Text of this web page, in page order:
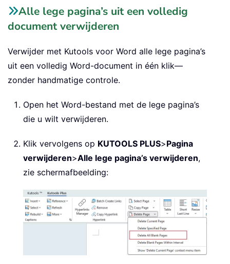
Alle lege pagina’s uit een volledig
document verwijderen
Verwijder met Kutools voor Word alle lege pagina’s
uit een volledig Word-document in één klik—
zonder handmatige controle.
Open het Word-bestand met de lege pagina’s
die u wilt verwijderen.
Klik vervolgens op KUTOOLS PLUS>Pagina
verwijderen>Alle lege pagina’s verwijderen,
zie schermafbeelding: